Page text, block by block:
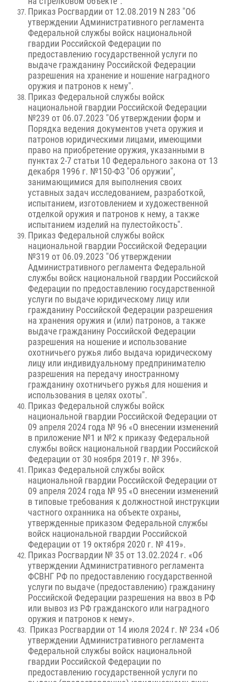
Приказ Росгвардии от 12.08.2019 N 283 "Об
утверждении Административного регламента
Федеральной службы войск национальной
гвардии Российской Федерации по
предоставлению государственной услуги по
выдаче гражданину Российской Федерации
разрешения на хранение и ношение наградного
оружия и патронов к нему".
Приказ Федеральной службы войск
национальной гвардии Российской Федерации
№239 от 06.07.2023 "Об утверждении форм и
Порядка ведения документов учета оружия и
патронов юридическими лицами, имеющими
право на приобретение оружия, указанными в
пунктах 2-7 статьи 10 Федерального закона от 13
декабря 1996 г. №150-ФЗ "Об оружии",
занимающимися для выполнения своих
уставных задач исследованием, разработкой,
испытанием, изготовлением и художественной
отделкой оружия и патронов к нему, а также
испытанием изделий на пулестойкость".
Приказ Федеральной службы войск
национальной гвардии Российской Федерации
№319 от 06.09.2023 "Об утверждении
Административного регламента Федеральной
службы войск национальной гвардии Российской
Федерации по предоставлению государственной
услуги по выдаче юридическому лицу или
гражданину Российской Федерации разрешения
на хранения оружия и (или) патронов, а также
выдаче гражданину Российской Федерации
разрешения на ношение и использование
охотничьего ружья либо выдача юридическому
лицу или индивидуальному предпринимателю
разрешения на передачу иностранному
гражданину охотничьего ружья для ношения и
использования в целях охоты".
Приказ Федеральной службы войск
национальной гвардии Российской Федерации от
09 апреля 2024 года № 96 «О внесении изменений
в приложение №1 и №2 к приказу Федеральной
службы войск национальной гвардии Российской
Федерации от 30 ноября 2019 г. № 396».
Приказ Федеральной службы войск
национальной гвардии Российской Федерации от
09 апреля 2024 года № 95 «О внесении изменений
в типовые требования к должностной инструкции
частного охранника на объекте охраны,
утвержденные приказом Федеральной службы
войск национальной гвардии Российской
Федерации от 19 октября 2020 г. № 419».
Приказ Росгвардии № 35 от 13.02.2024 г. «Об
утверждении Административного регламента
ФСВНГ РФ по предоставлению государственной
услуги по выдаче (предоставлению) гражданину
Российской Федерации разрешения на ввоз в РФ
или вывоз из РФ гражданского или наградного
оружия и патронов к нему».
Приказ Росгвардии от 14 июля 2024 г. № 234 «Об
утверждении Административного регламента
Федеральной службы войск национальной
гвардии Российской Федерации по
предоставлению государственной услуги по